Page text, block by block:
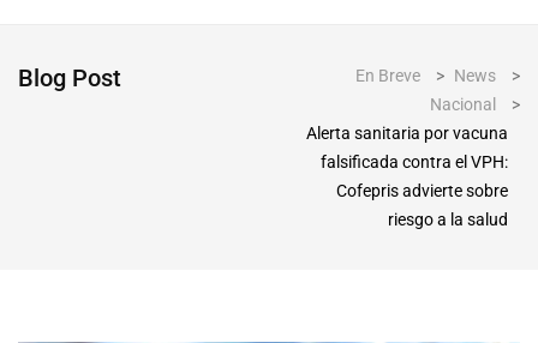
Blog Post En Breve > News
>
Nacional
>
Alerta sanitaria por vacuna
falsificada contra el VPH:
Cofepris advierte sobre
riesgo a la salud